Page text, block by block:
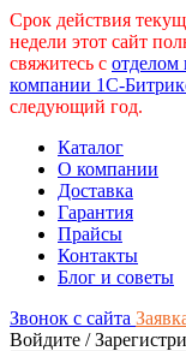
Срок действия
недели этот сайт
свяжитесь с отделом
компании 1С-
следующий год.
Каталог
О компании
Доставка
Гарантия
Прайсы
Контакты
Блог и советы
Звонок с сайта
Войдите /